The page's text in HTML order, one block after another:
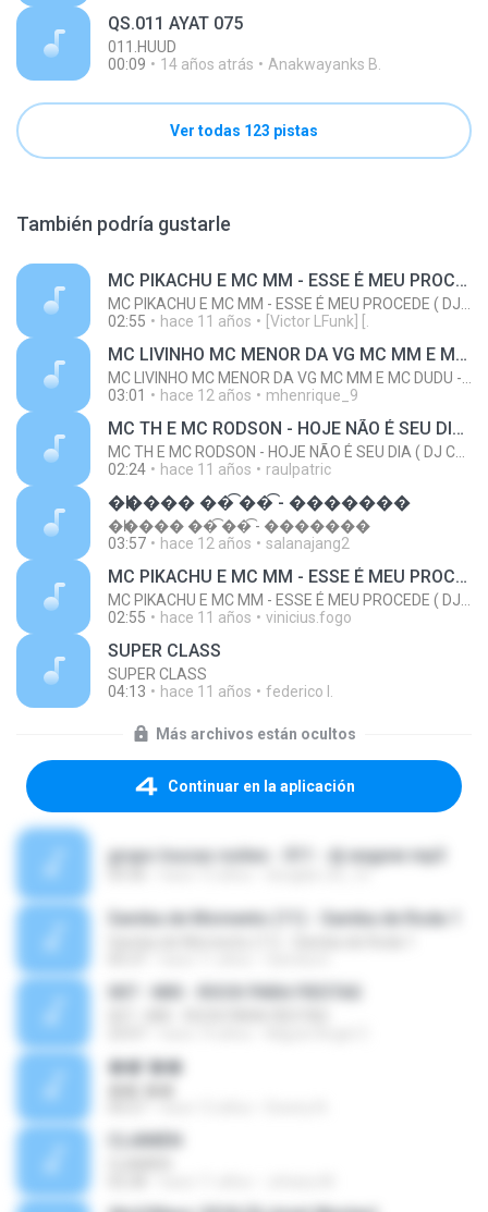
QS.011 AYAT 075
011.HUUD
00:09
14 años atrás Anakwayanks B.
Ver todas 123 pistas
También podría gustarle
MC PIKACHU E MC MM - ESSE É MEU PROCEDE ( DJ CARLINHOS DA S.R )
02:55
hace 11 años [Victor LFunk] [.
MC LIVINHO MC MENOR DA VG MC MM E MC DUDU - TREINAMENTO DAS PEPECA ( DJ CARLINHOS DA S.R )
03:01
hace 12 años mhenrique_9
MC TH E MC RODSON - HOJE NÃO É SEU DIA ( DJ CARLINHOS DA S.R )
02:24
hace 11 años raulpatric
�һ���� ��͡ ��͡ - �������
�һ���� ��͡ ��͡ - �������
03:57
hace 12 años salanajang2
MC PIKACHU E MC MM - ESSE É MEU PROCEDE ( DJ CARLINHOS DA S.R )
02:55
hace 11 años vinicius.fogo
SUPER CLASS
SUPER CLASS
04:13
hace 11 años federico I.
Más archivos están ocultos
Continuar en la aplicación
grupo loucas noites - 011 - dj wagner.mp3
Samba de Momento (11) - Samba de Roda 1
��˹��
CLAIMEN